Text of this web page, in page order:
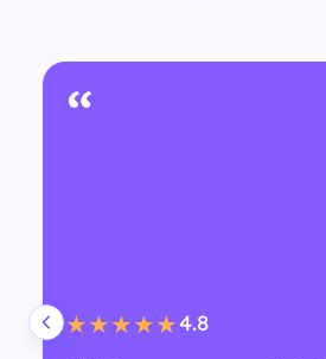
“
★★★★★4.8